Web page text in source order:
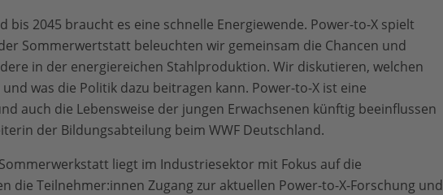
bis 2045 braucht es eine schnelle Energiewende. Power-to-X spielt
Sommerwertstatt beleuchten wir gemeinsam die Chancen und
in der energiereichen Stahlproduktion. Wir diskutieren, welchen
was die Politik dazu beitragen kann. Power-to-X ist eine
auch die Lebensweise der jungen Erwachsenen künftig beeinflussen
der Bildungsabteilung beim WWF Deutschland.
liegt im Industriesektor mit Fokus auf die
die Teilnehmer:innen Zugang zur aktuellen Power-to-X-Forschung und